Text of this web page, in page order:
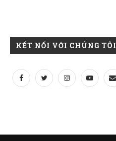
KẾT NỐI VỚI CHÚNG TÔI